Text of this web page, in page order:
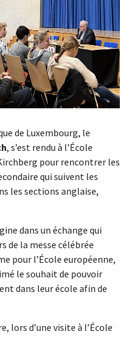
de Luxembourg, le
, s’est rendu à l’École
pour rencontrer les
qui suivent les
les sections anglaise,
dans un échange qui
de la messe célébrée
pour l’École européenne,
le souhait de pouvoir
dans leur école afin de
lors d’une visite à l’École